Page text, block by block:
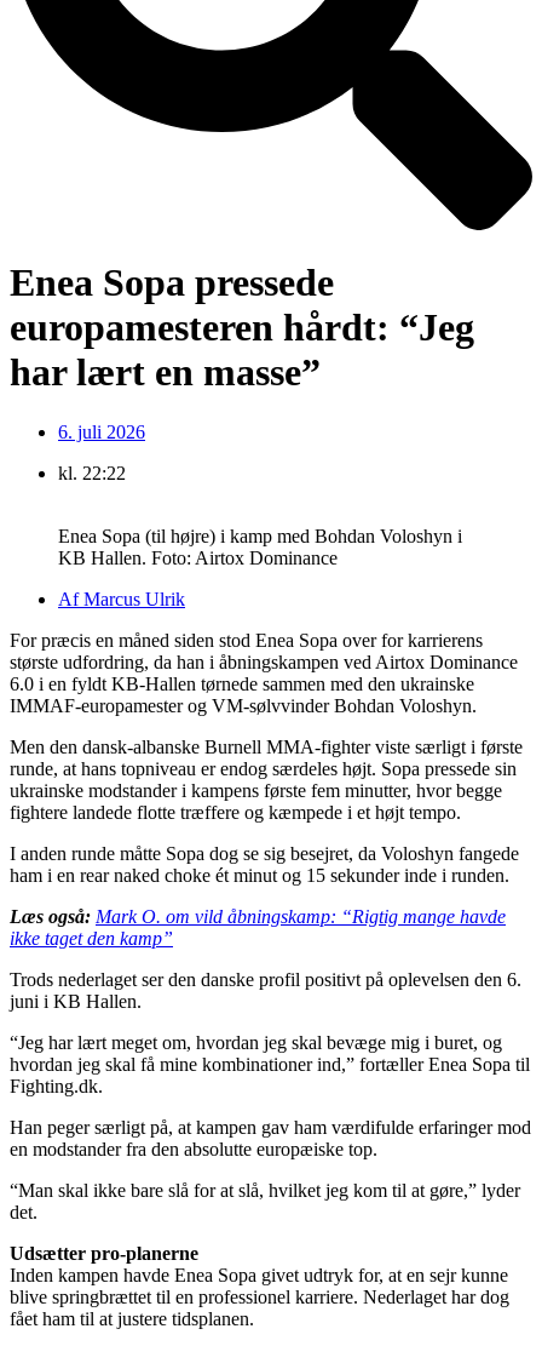
Enea Sopa pressede
europamesteren hårdt: “Jeg
har lært en masse”
6. juli 2026
kl. 22:22
Enea Sopa (til højre) i kamp med Bohdan Voloshyn i
KB Hallen. Foto: Airtox Dominance
AfMarcus Ulrik
For præcis en måned siden stod Enea Sopa over for karrierens
største udfordring, da han i åbningskampen ved Airtox Dominance
6.0 i en fyldt KB-Hallen tørnede sammen med den ukrainske
IMMAF-europamester og VM-sølvvinder Bohdan Voloshyn.
Men den dansk-albanske Burnell MMA-fighter viste særligt i første
runde, at hans topniveau er endog særdeles højt. Sopa pressede sin
ukrainske modstander i kampens første fem minutter, hvor begge
fightere landede flotte træffere og kæmpede i et højt tempo.
I anden runde måtte Sopa dog se sig besejret, da Voloshyn fangede
ham i en rear naked choke ét minut og 15 sekunder inde i runden.
Læs også: Mark O. om vild åbningskamp: “Rigtig mange havde
ikke taget den kamp”
Trods nederlaget ser den danske profil positivt på oplevelsen den 6.
juni i KB Hallen.
“Jeg har lært meget om, hvordan jeg skal bevæge mig i buret, og
hvordan jeg skal få mine kombinationer ind,” fortæller Enea Sopa til
Fighting.dk.
Han peger særligt på, at kampen gav ham værdifulde erfaringer mod
en modstander fra den absolutte europæiske top.
“Man skal ikke bare slå for at slå, hvilket jeg kom til at gøre,” lyder
det.
Udsætter pro-planerne
Inden kampen havde Enea Sopa givet udtryk for, at en sejr kunne
blive springbrættet til en professionel karriere. Nederlaget har dog
fået ham til at justere tidsplanen.